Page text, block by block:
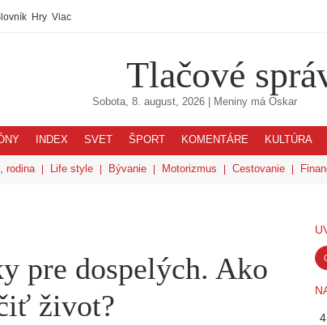
Hry Viac
Tlačové
Sobota, 8. august, 2026| Meniny má Oskar
INDEX SVET ŠPORT KOMENTÁRE KULTÚRA
rodina Life style Bývanie Motorizmus Cestovanie
pre dospelých. Ako
život?